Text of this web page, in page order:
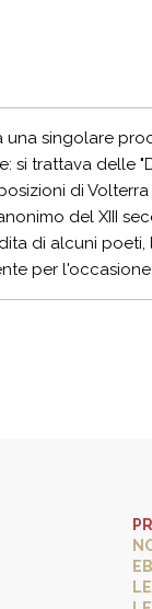
una singolare
si trattava delle
di
del XIII
di alcuni
per l'occasione.